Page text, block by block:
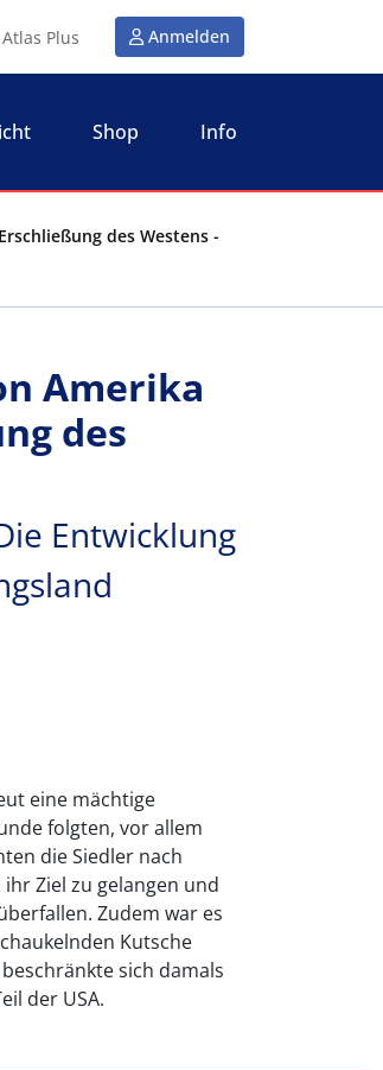
Plus Anmelden
Shop Info
des Westens -
Amerika
des
Entwicklung
eine mächtige
folgten, vor allem
die Siedler nach
Ziel zu gelangen und
Zudem war es
Kutsche
sich damals
der USA.